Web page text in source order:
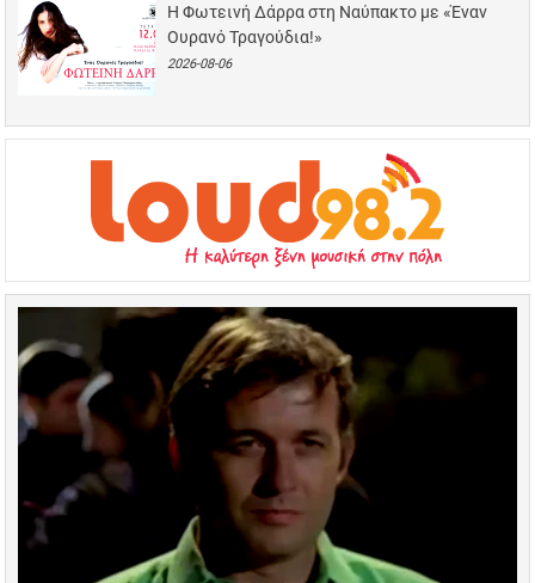
Η Φωτεινή Δάρρα στη Ναύπακτο με «Έναν
Ουρανό Τραγούδια!»
2026-08-06